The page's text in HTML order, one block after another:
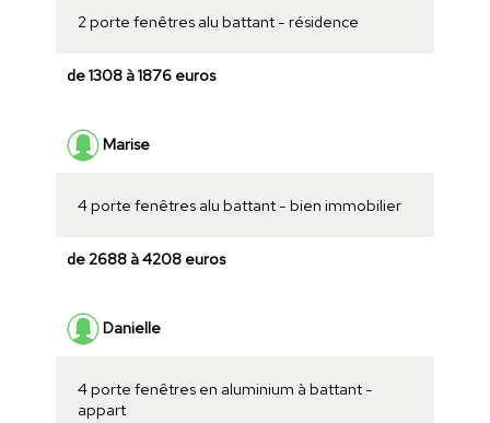
2 porte fenêtres alu battant - résidence
de 1308 à 1876 euros
Marise
4 porte fenêtres alu battant - bien immobilier
de 2688 à 4208 euros
Danielle
4 porte fenêtres en aluminium à battant -
appart